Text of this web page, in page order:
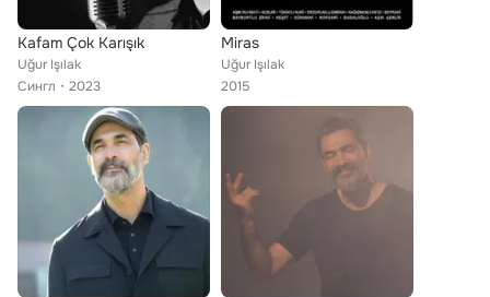
Kafam Çok Karışık
Uğur Işılak
Сингл
2023
Miras
Uğur Işılak
2015